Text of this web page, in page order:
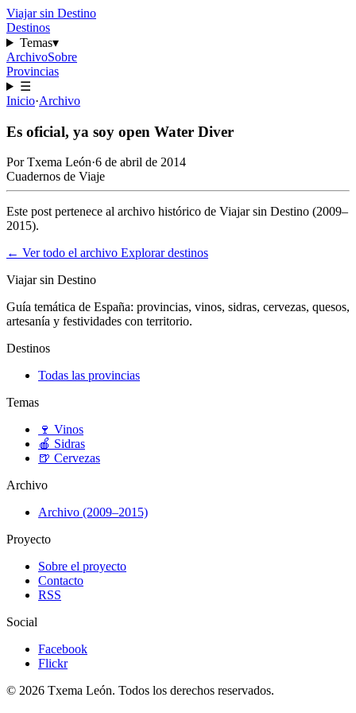
Viajar sin Destino
Destinos
Temas▾
ArchivoSobre
Provincias
☰
Inicio·Archivo
Es oficial, ya soy open Water Diver
PorTxema León·6 de abril de 2014
Cuadernos de Viaje
Este post pertenece al archivo histórico de Viajar sin Destino (2009–
2015).
← Ver todo el archivo Explorar destinos
Viajar sin Destino
Guía temática de España: provincias, vinos, sidras, cervezas, quesos,
artesanía y festividades con territorio.
Destinos
Todas las provincias
Temas
🍷 Vinos
🍎 Sidras
🍺 Cervezas
Archivo
Archivo (2009–2015)
Proyecto
Sobre el proyecto
Contacto
RSS
Social
Facebook
Flickr
© 2026 Txema León. Todos los derechos reservados.